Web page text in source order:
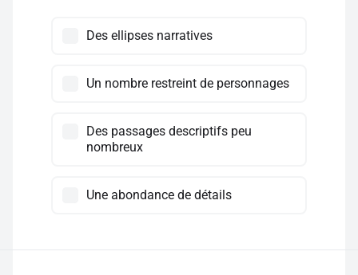
Des ellipses narratives
Un nombre restreint de personnages
Des passages descriptifs peu
nombreux
Une abondance de détails